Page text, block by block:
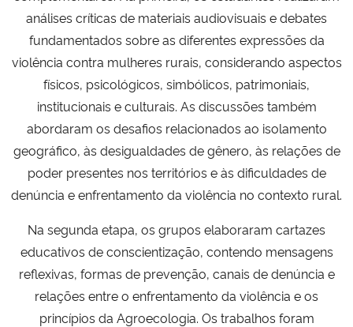
análises críticas de materiais audiovisuais e debates
fundamentados sobre as diferentes expressões da
violência contra mulheres rurais, considerando aspectos
físicos, psicológicos, simbólicos, patrimoniais,
institucionais e culturais. As discussões também
abordaram os desafios relacionados ao isolamento
geográfico, às desigualdades de gênero, às relações de
poder presentes nos territórios e às dificuldades de
denúncia e enfrentamento da violência no contexto rural.
Na segunda etapa, os grupos elaboraram cartazes
educativos de conscientização, contendo mensagens
reflexivas, formas de prevenção, canais de denúncia e
relações entre o enfrentamento da violência e os
princípios da Agroecologia. Os trabalhos foram